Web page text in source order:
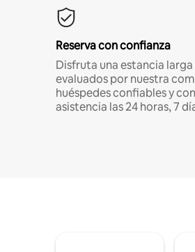
Reserva con confianza
Disfruta una estancia
evaluados por nuestra
huéspedes confiables y
asistencia las 24 horas, 7